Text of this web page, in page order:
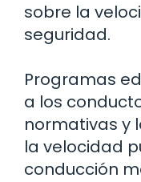
sobre la
seguridad.
Programas
a los
normativas y
la velocidad
conducción